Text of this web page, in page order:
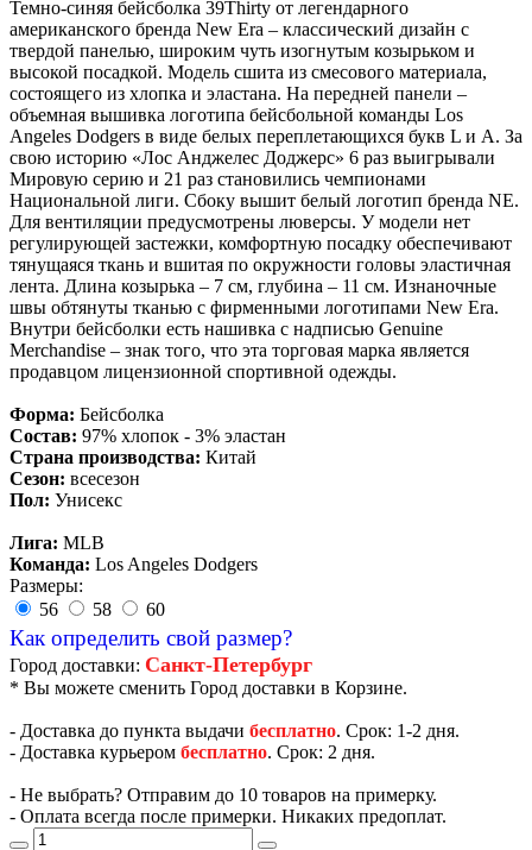
Темно-синяя бейсболка 39Thirty от легендарного
американского бренда New Era – классический дизайн с
твердой панелью, широким чуть изогнутым козырьком и
высокой посадкой. Модель сшита из смесового материала,
состоящего из хлопка и эластана. На передней панели –
объемная вышивка логотипа бейсбольной команды Los
Angeles Dodgers в виде белых переплетающихся букв L и A. За
свою историю «Лос Анджелес Доджерс» 6 раз выигрывали
Мировую серию и 21 раз становились чемпионами
Национальной лиги. Сбоку вышит белый логотип бренда NE.
Для вентиляции предусмотрены люверсы. У модели нет
регулирующей застежки, комфортную посадку обеспечивают
тянущаяся ткань и вшитая по окружности головы эластичная
лента. Длина козырька – 7 см, глубина – 11 см. Изнаночные
швы обтянуты тканью с фирменными логотипами New Era.
Внутри бейсболки есть нашивка с надписью Genuine
Merchandise – знак того, что эта торговая марка является
продавцом лицензионной спортивной одежды.
Форма: Бейсболка
Состав: 97% хлопок - 3% эластан
Страна производства: Китай
Сезон: всесезон
Пол: Унисекс
Лига: MLB
Команда: Los Angeles Dodgers
Размеры:
56
58 60
Как определить свой размер?
Город доставки: Санкт-Петербург
* Вы можете сменить Город доставки в Корзине.
- Доставка до пункта выдачи бесплатно. Срок: 1-2 дня.
- Доставка курьером бесплатно. Срок: 2 дня.
- Не выбрать? Отправим до 10 товаров на примерку.
- Оплата всегда после примерки. Никаких предоплат.